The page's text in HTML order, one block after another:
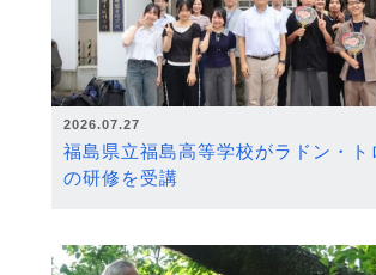
2026.07.27
福島県立福島高等学校がラドン・ト
の研修を受講